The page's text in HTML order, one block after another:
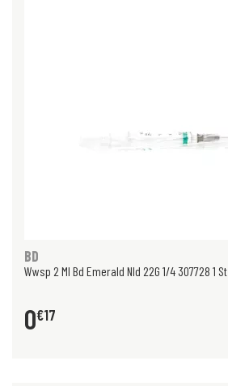
BD
Wwsp 2 Ml Bd Emerald Nld 22G 1/4 307728 1 St
0€17